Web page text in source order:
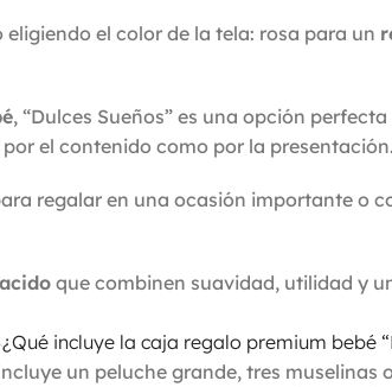
el color de la tela: rosa para un
, “Dulces Sueños” es una opción
el contenido como por la presentación.
regalar en una ocasión importante o
que combinen suavidad, utilidad y
¿Qué incluye la caja regalo premium bebé
un peluche grande, tres muselinas